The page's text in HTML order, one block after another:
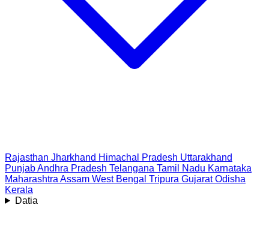
Rajasthan Jharkhand Himachal Pradesh Uttarakhand
PunjabAndhra Pradesh Telangana Tamil Nadu Karnataka
Maharashtra Assam West Bengal Tripura Gujarat Odisha
Kerala
Datia